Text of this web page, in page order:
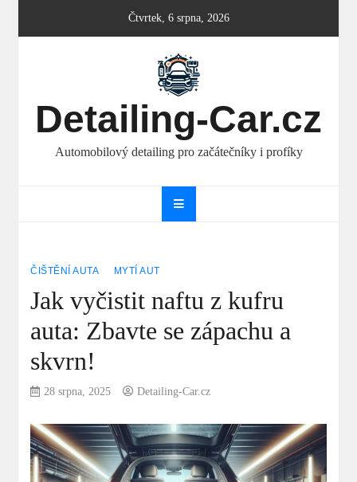
Čtvrtek, 6 srpna, 2026
Detailing-Car.cz
Automobilový detailing pro začátečníky i profíky
ČIŠTĚNÍ AUTA MYTÍ AUT
Jak vyčistit naftu z kufru
auta: Zbavte se zápachu a
skvrn!
28 srpna, 2025 Detailing-Car.cz